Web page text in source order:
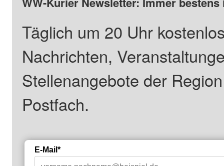
Täglich um 20 Uhr
Nachrichten,
Stellenangebote der
Postfach.
E-Mail*